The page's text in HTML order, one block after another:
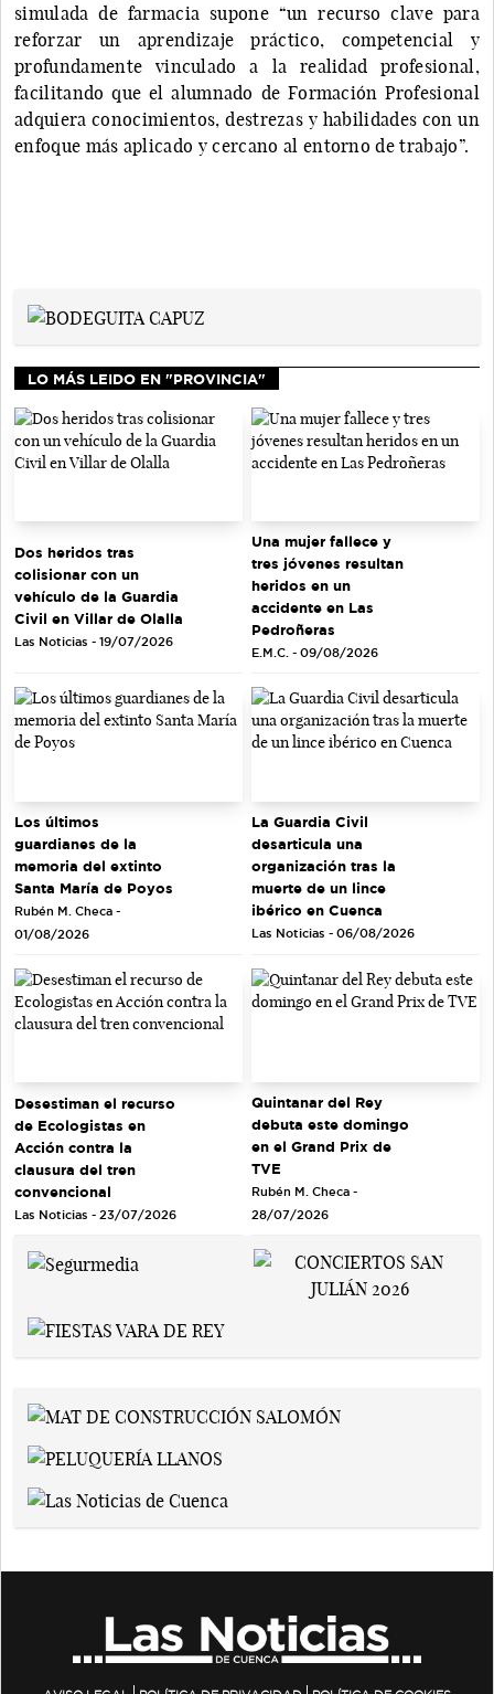
simulada de farmacia supone “un recurso clave para
reforzar un aprendizaje práctico, competencial y
profundamente vinculado a la realidad profesional,
facilitando que el alumnado de Formación Profesional
adquiera conocimientos, destrezas y habilidades con un
enfoque más aplicado y cercano al entorno de trabajo”.
LO MÁS LEIDO EN "PROVINCIA"
Dos heridos tras
colisionar con un
vehículo de la Guardia
Civil en Villar de Olalla
Las Noticias - 19/07/2026
Una mujer fallece y
tres jóvenes resultan
heridos en un
accidente en Las
Pedroñeras
E.M.C. - 09/08/2026
Los últimos
guardianes de la
memoria del extinto
Santa María de Poyos
Rubén M. Checa -
01/08/2026
La Guardia Civil
desarticula una
organización tras la
muerte de un lince
ibérico en Cuenca
Las Noticias - 06/08/2026
Desestiman el recurso
de Ecologistas en
Acción contra la
clausura del tren
convencional
Las Noticias - 23/07/2026
Quintanar del Rey
debuta este domingo
en el Grand Prix de
TVE
Rubén M. Checa -
28/07/2026